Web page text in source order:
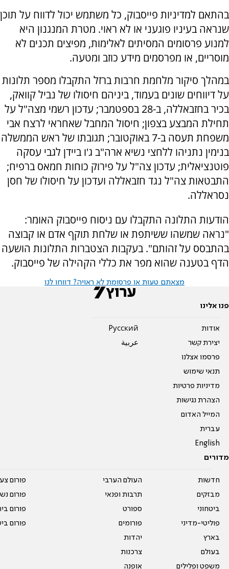
בהתאם למדיניות פייסבוק, כל משתמש יכול לדווח על תוכן
שנראה בעיניו פוגעני או לא ראוי. מטרת המנגנון היא
למנוע פרסומים המסיתים לאלימות, מפיצים תכנים לא
מוסריים, או מפרסמים מידע כוזב ומטעה.
במהלך סיקור מלחמת חרבות ברזל התקבלו מספר תלונות
על דיווחים שונים בעמוד, ביניהם חיסולו של נביל קוואק,
בכיר בחזבאללה, ב-28 בספטמבר; עדכון רשמי מצה"ל על
תחילת המבצע בצפון; חיסול המחבל שאחראי לרצח אבי
משפחת תעסה ב-7 באוקטובר; תגובתו של ראש הממשלה
בנימין נתניהו ללחצי נשיא ארה"ב ג'ו ביידן לגבי עסקה
פוטנציאלית; עדכון צה"ל על פירוק כוחות חמאס ברפיח;
התבטאות צה"ל נגד חזבאללה ועדכון על חיסולו של חסן
נסראללה.
הודעות התלונה התקבלו עם ניסוח פייסבוק האומר:
"נראה שמשהו ששיתפת או שלחת תוקף אדם או קבוצה
בהתבסס על זהותם". בעקבות הצטברות התלונות הושעה
הדף בטענה שהוא מפר את כללי הקהילה של פייסבוק.
מצאתם טעות או פרסומת לא ראויה? דווחו לנו
פנו אלינו
אודות
יצירת קשר
פרסמו אצלנו
תנאי שימוש
מדיניות פרטיות
הצהרת נגישות
המייל האדום
עברית
English
Pусский
عربية
מדורים
חדשות
מבזקים
ביטחוני
פוליטי-מדיני
בארץ
בעולם
משפט ופלילים
העולם הערבי
תרבות ופנאי
ספורט
פורומים
יהדות
צרכנות
אופנה
פורום
פורום
פורום
פורום